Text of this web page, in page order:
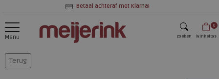
Betaal achteraf met Klarna!
Menu zoeken
0
Winkeltas
Terug